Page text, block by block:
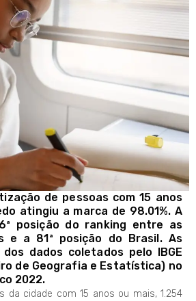
de pessoas com 15 anos
atingiu a marca de 98.01%. A
posição do ranking entre as
e a 81ª posição do Brasil. As
dados coletados pelo IBGE
de Geografia e Estatística) no
2022.
da cidade com 15 anos ou mais, 1.254